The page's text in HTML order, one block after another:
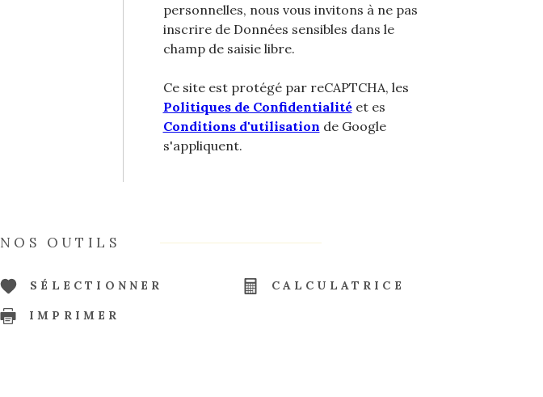
personnelles, nous vous invitons à ne pas
inscrire de Données sensibles dans le
champ de saisie libre.
Ce site est protégé par reCAPTCHA, les
Politiques de Confidentialitéet es
Conditions d'utilisation de Google
s'appliquent.
NOS OUTILS
SÉLECTIONNER CALCULATRICE
IMPRIMER